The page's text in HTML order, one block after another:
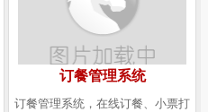
订餐管理系统
订餐管理系统，在线订餐、小票打